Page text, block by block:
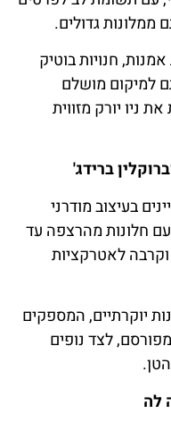
ממלונות גדולים.
חנויות בוטיק
למיקום מושלם
ניו יורק מזווית
ברידג'
בעיצוב מודרני
עם חלונות מהרצפה עד
לאטרקציות
יוקרתיים, המספקים
לצד נופים
לה